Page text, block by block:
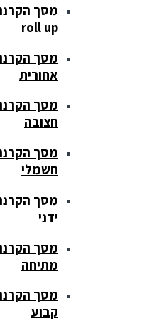
מסך הקרנה
roll up
מסך הקרנה
אחורית
מסך הקרנה
חצובה
מסך הקרנה
חשמלי
מסך הקרנה
ידני
מסך הקרנה
מתיחה
מסך הקרנה
קבוע